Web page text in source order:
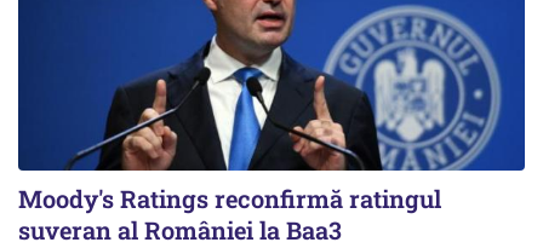
Moody's Ratings reconfirmă ratingul
suveran al României la Baa3